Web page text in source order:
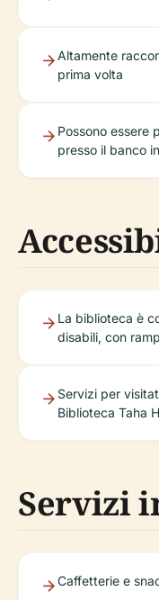
Altamente
prima volta
Possono essere
presso il banco
La biblioteca è
disabili, con
Servizi per
Biblioteca Taha
Servizi
Caffetterie e